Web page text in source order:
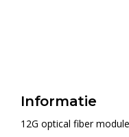
Informatie
12G optical fiber